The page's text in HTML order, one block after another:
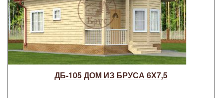
ДБ-105 ДОМ ИЗ БРУСА 6Х7,5